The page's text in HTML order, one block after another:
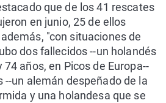
que de los 41 rescates
en junio, 25 de ellos
"con situaciones de
dos fallecidos --un holandés
años, en Picos de Europa--
--un alemán despeñado de la
y una holandesa que se